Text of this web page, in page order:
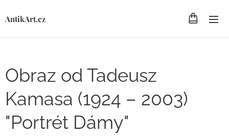
AntikArt.cz
Obraz od Tadeusz
Kamasa (1924 – 2003)
"Portrét Dámy"